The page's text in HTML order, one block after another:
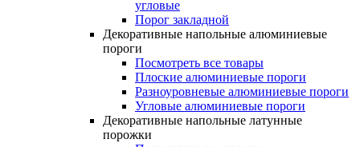
угловые
Порог закладной
Декоративные напольные алюминиевые
пороги
Посмотреть все товары
Плоские алюминиевые пороги
Разноуровневые алюминиевые пороги
Угловые алюминиевые пороги
Декоративные напольные латунные
порожки